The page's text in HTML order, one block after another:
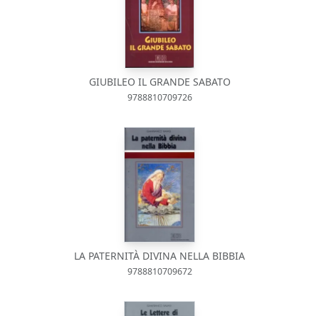
GIUBILEO IL GRANDE SABATO
9788810709726
LA PATERNITÀ DIVINA NELLA BIBBIA
9788810709672